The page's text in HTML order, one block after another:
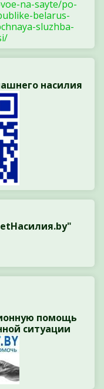
na-sayte/po-
belarus-
sluzhba-
насилия
помощь
ситуации